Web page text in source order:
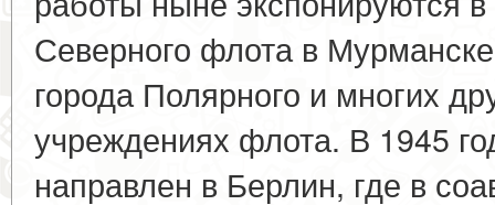
Северного флота в
города Полярного и многих
учреждениях флота. В 1945
направлен в Берлин, где в